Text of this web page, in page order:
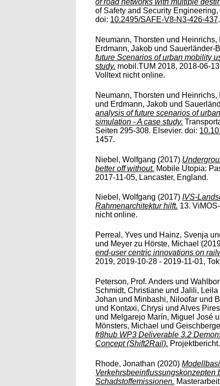
of road networks with multiple
of Safety and Security
doi: 10.2495/SAFE-V8-N3-426-437
Neumann, Thorsten und Heinrichs,
Erdmann, Jakob und Sauerländer-
future Scenarios of urban mobility
study. mobil.TUM 2018, 2018-06-
Volltext nicht online.
Neumann, Thorsten und Heinrichs,
und Erdmann, Jakob und
analysis of future scenarios of
simulation - A case study.
Seiten 295-308. Elsevier. doi:
1457.
Niebel, Wolfgang (2017)
better off without. Mobile Utopia:
2017-11-05, Lancaster, England.
Niebel, Wolfgang (2017)IVS-
Rahmenarchitektur hilft. 13.
nicht online.
Perreal, Yves und Hainz, Svenja
und Meyer zu Hörste, Michael
end-user centric innovations on
2019, 2019-10-28 - 2019-11-01,
Peterson, Prof. Anders und
Schmidt, Christiane undJalili, Leila
Johan und Minbashi, Niloofar und
und Kontaxi, Chrysi undAlves
und Melgarejo Marín, Miguel José
Mönsters, Michael und
fr8hub WP3 Deliverable 3.2
Concept (Shift2Rail).
Rhode, Jonathan (2020)
Verkehrsbeeinflussungskonzepten
Schadstoffemissionen.